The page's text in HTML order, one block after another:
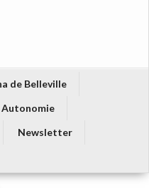
de Belleville
Autonomie
Newsletter